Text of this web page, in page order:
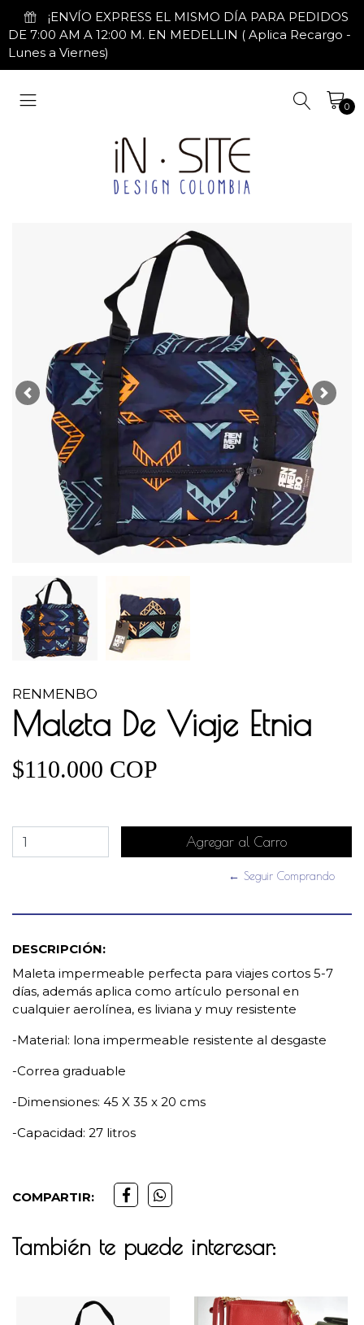
¡ENVÍO EXPRESS EL MISMO DÍA PARA PEDIDOS
DE 7:00 AM A 12:00 M. EN MEDELLIN ( Aplica Recargo -
Lunes a Viernes)
0
Previous Next
RENMENBO
Maleta De Viaje Etnia
$110.000 COP
← Seguir Comprando
DESCRIPCIÓN:
Maleta impermeable perfecta para viajes cortos 5-7
días, además aplica como artículo personal en
cualquier aerolínea, es liviana y muy resistente
-Material: lona impermeable resistente al desgaste
-Correa graduable
-Dimensiones: 45 X 35 x 20 cms
-Capacidad: 27 litros
COMPARTIR:
También te puede interesar: